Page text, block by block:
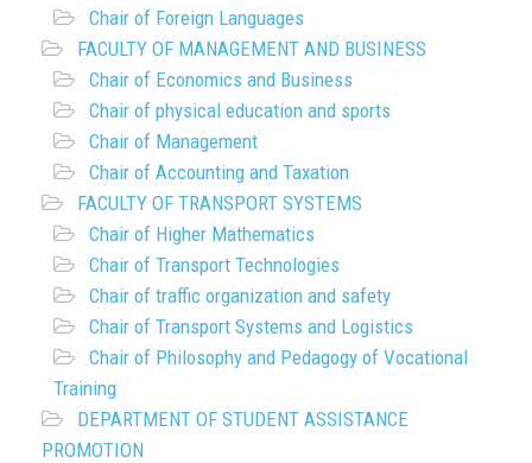
Chair of Foreign Languages
FACULTY OF MANAGEMENT AND BUSINESS
Chair of Economics and Business
Chair of physical education and sports
Chair of Management
Chair of Accounting and Taxation
FACULTY OF TRANSPORT SYSTEMS
Chair of Higher Mathematics
Chair of Transport Technologies
Chair of traffic organization and safety
Chair of Transport Systems and Logistics
Chair of Philosophy and Pedagogy of Vocational
Training
DEPARTMENT OF STUDENT ASSISTANCE
PROMOTION